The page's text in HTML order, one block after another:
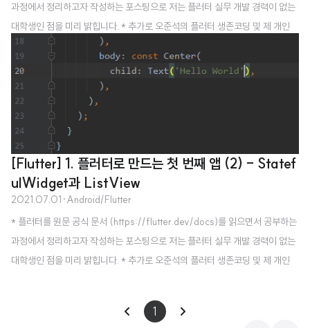
과정에서 정리하고자 작성하는 포스팅으로 저는 플러터 실무 개발 경력이 없는
대학생인 점을 미리 밝힙니다. * 추가로 오준석의 플러터 생존코딩 및 제 개인
경험을 참고하여 작성하고 있습니다. * 오역, 오탈자, 잘못된 내용의 지적은 항
상 감사히 받겠습니다 :) 이 문서의 내용은 https://codelabs.developers.g
oogle.com/codelabs/first-flutter-app-pt2#3 첫 Flutter 앱 작성, 2부
| Google Codelabs Flutter는 하나의 코드베이스를 사용해 모바일, 웹, 데스
크톱을 대상으로 아름다운 네이티브 컴파일 애플리케이션을 개발하기 위한 Go
ogle의..
[Flutter] 1. 플러터로 만드는 첫 번째 앱 (2) - Statef
ulWidget과 ListView
2021.07.01 ·Android/Flutter
* 플러터를 원문 공식 문서 (https://flutter.dev/docs)를 읽으면서 공부하는
과정에서 정리하고자 작성하는 포스팅으로 저는 플러터 실무 개발 경력이 없는
대학생인 점을 미리 밝힙니다. * 추가로 오준석의 플러터 생존코딩 및 제 개인
상 감사히 받겠습니다 :) 지난 포스팅에서 이어, import한 모듈을 사용합니다.
Text 위젯에 들어갈 문자열을 import한 모듈을 이용해 넣어보겠습니다. build
1